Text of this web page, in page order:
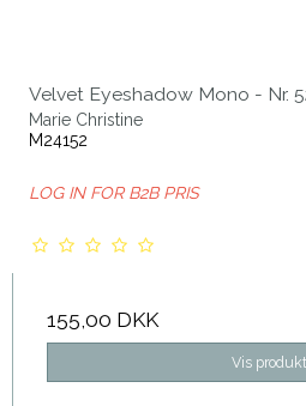
Velvet Eyeshadow Mono - Nr.
Marie Christine
M24152
LOG IN FOR B2B PRIS
155,00 DKK
Vis produkt